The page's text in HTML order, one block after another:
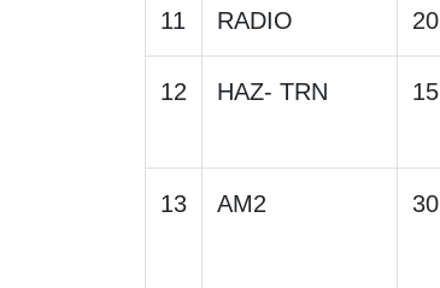
11 RADIO 20
12 HAZ- TRN 15
13 AM2 30